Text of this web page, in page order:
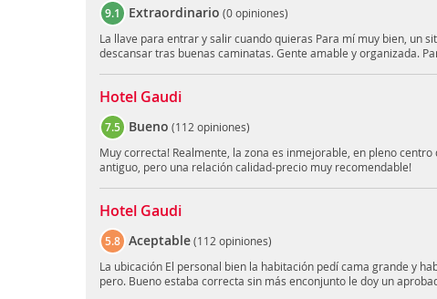
9.1 Extraordinario (0 opiniones)
La llave para entrar y salir cuando quieras Para mí muy bien, un
descansar tras buenas caminatas. Gente amable y organizada.
Hotel Gaudi
7.5 Bueno (112 opiniones)
Muy correcta! Realmente, la zona es inmejorable, en pleno centro
antiguo, pero una relación calidad-precio muy recomendable!
Hotel Gaudi
5.8 Aceptable(112 opiniones)
La ubicación El personal bien la habitación pedí cama grande y
pero. Bueno estaba correcta sin más enconjunto le doy un